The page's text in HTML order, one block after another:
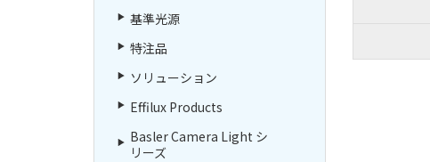
基準光源
特注品
ソリューション
Effilux Products
Basler Camera Light シ
リーズ